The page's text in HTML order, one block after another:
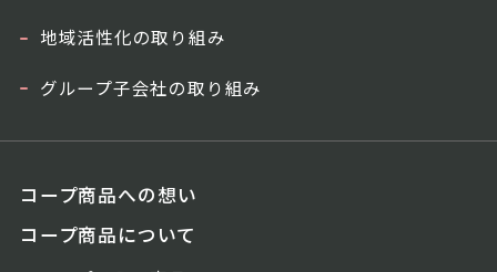
地域活性化の取り組み
グループ子会社の取り組み
コープ商品への想い
コープ商品について